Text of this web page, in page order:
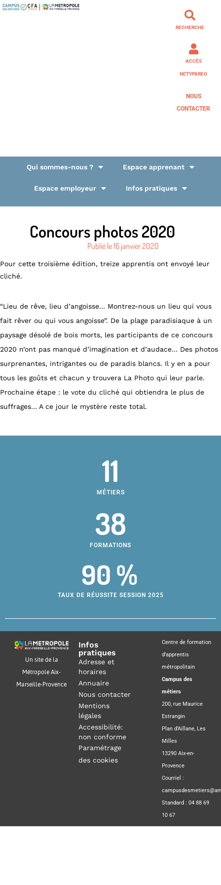
RECHERCHE
ACCÈS
NETYPAREO
NOUS
CONTACTER
Qui sommes-nous ? Espace apprenant
Espace employeur Infos pratiques
Concours photos 2020
Publié le16 janvier 2020
Pour cette troisième édition, treize apprentis ont envoyé leur
cliché.
“Lieu de rêve, lieu d’angoisse… Montrez-nous un lieu qui vous
fait rêver ou qui vous angoisse”. De la plage paradisiaque à un
paysage désolé de bois morts, les participants de ce concours
2020 n’ont pas manqué d’imagination et d’audace… Des photos
surprenantes, intrigantes ou de paradis blancs. Il y en a pour
tous les goûts et chacun y trouvera La Photo qui leur parle.
Prochaine étape : le vote du cliché qui obtiendra le plus de
suffrages… A ce jour le mystère reste total.
11
MÉTIERS
38
FORMATIONS
90 %
TAUX DE RÉUSSITE SESSION 2025
Un site de la
Métropole Aix-
Marseille-Provence
Infos
pratiques
Adresse et
horaires
Annuaire
Nous contacter
Mentions
légales
Accessibilité:
non conforme
Paramétrage
des cookies
Centre de formation
d’apprentis
métropolitain
Campus des
métiers
200, rue Maurice
Estrangin
Plan d’Aillane, Les
Milles
13290 Aix-en-
Provence
Courriel :
Standard : 04 88 69
10 67